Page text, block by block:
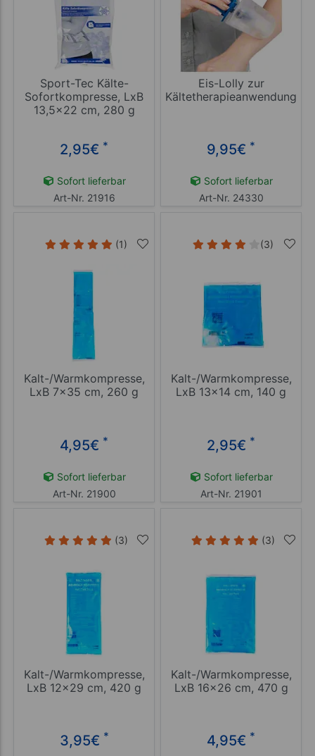
Sport-Tec Kälte-
Sofortkompresse, LxB
13,5x22 cm, 280 g
2,95€ *
Sofort lieferbar
Art-Nr. 21916
Eis-Lolly zur
Kältetherapieanwendung
9,95€ *
Sofort lieferbar
Art-Nr. 24330
(1)
Kalt-/Warmkompresse,
LxB 7x35 cm, 260 g
4,95€ *
Sofort lieferbar
Art-Nr. 21900
(3)
Kalt-/Warmkompresse,
LxB 13x14 cm, 140 g
2,95€ *
Sofort lieferbar
Art-Nr. 21901
(3)
Kalt-/Warmkompresse,
LxB 12x29 cm, 420 g
3,95€ *
(3)
Kalt-/Warmkompresse,
LxB 16x26 cm, 470 g
4,95€ *